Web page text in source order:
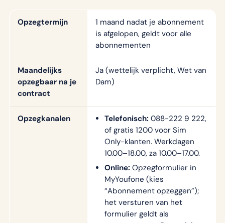
Opzegtermijn
1 maand nadat je abonnement
is afgelopen, geldt voor alle
abonnementen
Maandelijks
opzegbaar na je
contract
Ja (wettelijk verplicht, Wet van
Dam)
Opzegkanalen Telefonisch: 088-222 9 222,
of gratis 1200 voor Sim
Only-klanten. Werkdagen
10.00–18.00, za 10.00–17.00.
Online: Opzegformulier in
MyYoufone (kies
“Abonnement opzeggen”);
het versturen van het
formulier geldt als